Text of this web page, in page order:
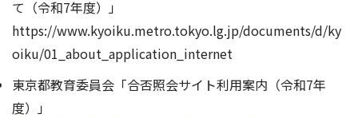
て（令和7年度）」
https://www.kyoiku.metro.tokyo.lg.jp/documents/d/ky
oiku/01_about_application_internet
東京都教育委員会「合否照会サイト利用案内（令和7年
度）」